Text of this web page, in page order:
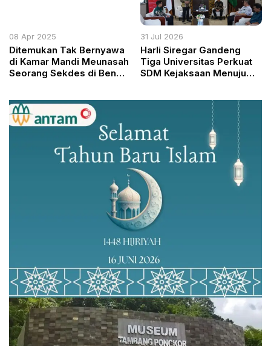
08 Apr 2025
Ditemukan Tak Bernyawa
di Kamar Mandi Meunasah
Seorang Sekdes di Bener
31 Jul 2026
Harli Siregar Gandeng
Tiga Universitas Perkuat
SDM Kejaksaan Menuju